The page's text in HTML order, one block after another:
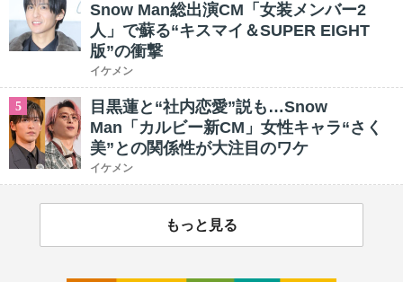
Snow Man総出演CM「女装メンバー2
人」で蘇る“キスマイ＆SUPER EIGHT
版”の衝撃
イケメン
5
目黒蓮と“社内恋愛”説も…Snow
Man「カルビー新CM」女性キャラ“さく
美”との関係性が大注目のワケ
イケメン
もっと見る